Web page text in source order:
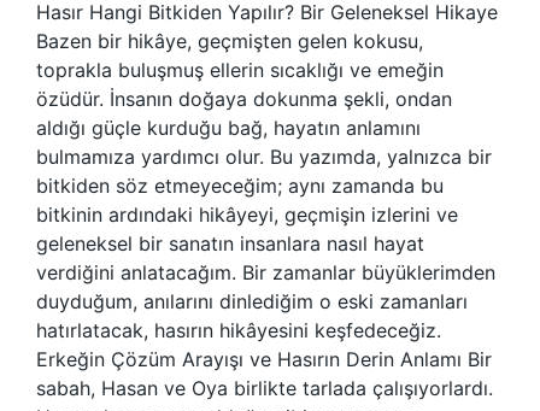
Hasır Hangi Bitkiden Yapılır? Bir Geleneksel Hikaye
Bazen bir hikâye, geçmişten gelen kokusu,
toprakla buluşmuş ellerin sıcaklığı ve emeğin
özüdür. İnsanın doğaya dokunma şekli, ondan
aldığı güçle kurduğu bağ, hayatın anlamını
bulmamıza yardımcı olur. Bu yazımda, yalnızca bir
bitkiden söz etmeyeceğim; aynı zamanda bu
bitkinin ardındaki hikâyeyi, geçmişin izlerini ve
geleneksel bir sanatın insanlara nasıl hayat
verdiğini anlatacağım. Bir zamanlar büyüklerimden
duyduğum, anılarını dinlediğim o eski zamanları
hatırlatacak, hasırın hikâyesini keşfedeceğiz.
Erkeğin Çözüm Arayışı ve Hasırın Derin Anlamı Bir
sabah, Hasan ve Oya birlikte tarlada çalışıyorlardı.